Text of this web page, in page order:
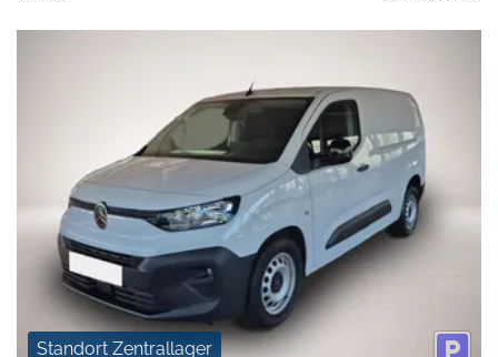
Standort Zentrallager